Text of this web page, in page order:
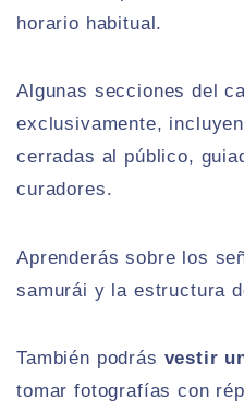
horario habitual.
Algunas secciones del
exclusivamente,
cerradas al público,
curadores.
Aprenderás sobre los
samurái y la estructura
También podrás vestir
tomar fotografías con